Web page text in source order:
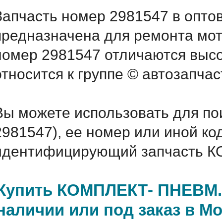
номер 2981547 в
для ремонта
2981547 отличаются
к группе ©
можете использовать для
ее номер или иной
КОМПЛЕКТ- ПНЕВМ.
или под заказ в